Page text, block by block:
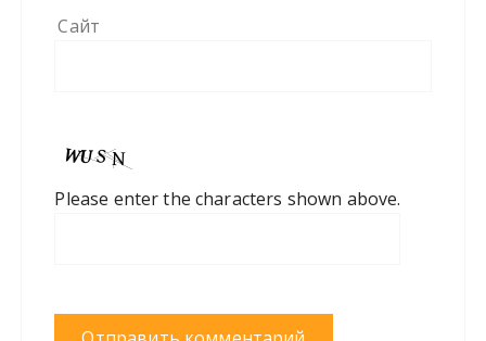
Сайт
Please enter the characters shown above.